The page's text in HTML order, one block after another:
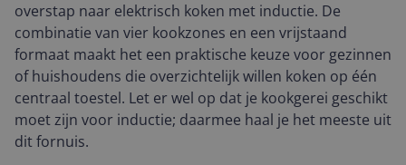
overstap naar elektrisch koken met inductie. De
combinatie van vier kookzones en een vrijstaand
formaat maakt het een praktische keuze voor gezinnen
of huishoudens die overzichtelijk willen koken op één
centraal toestel. Let er wel op dat je kookgerei geschikt
moet zijn voor inductie; daarmee haal je het meeste uit
dit fornuis.